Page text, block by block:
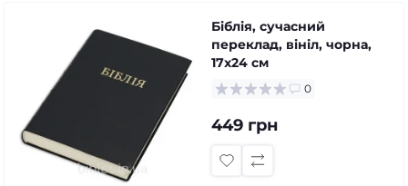
Біблія, сучасний
переклад, вініл, чорна,
17x24 см
0
449 грн